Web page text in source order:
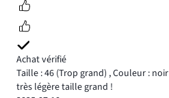
Achat vérifié
Taille : 46 (Trop grand) ,Couleur : noir
très légère taille grand !